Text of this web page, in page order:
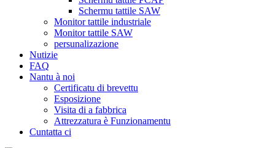
Schermu tattile SAW
Monitor tattile industriale
Monitor tattile SAW
persunalizazione
Nutizie
FAQ
Nantu à noi
Certificatu di brevettu
Esposizione
Visita di a fabbrica
Attrezzatura è Funzionamentu
Cuntatta ci